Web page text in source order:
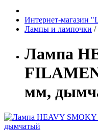
Интернет-магазин
Лампы и лампочки /
Лампа
мм,